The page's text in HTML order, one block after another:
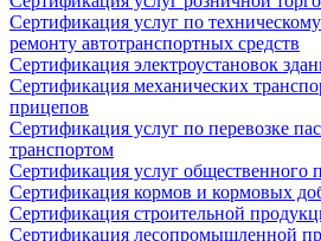
Сертификация услуг по
ремонту автотранспортных средств
Сертификация электроустановок
Сертификация механических
прицепов
Сертификация услуг по перевозке
транспортом
Сертификация услуг общественного
Сертификация кормов и кормовых
Сертификация строительной
Сертификация лесопромышленной